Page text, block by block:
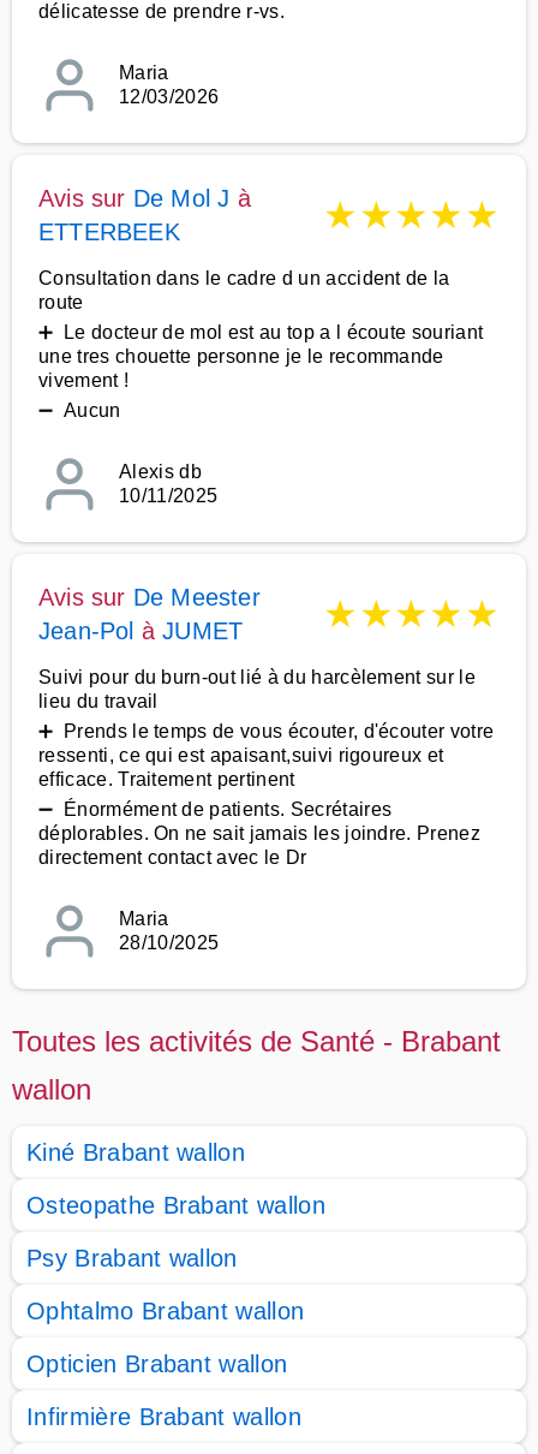
délicatesse de prendre r-vs.
Maria
12/03/2026
Avis sur De Mol J à
ETTERBEEK
★★★★★
Consultation dans le cadre d un accident de la
route
➕ Le docteur de mol est au top a l écoute souriant
une tres chouette personne je le recommande
vivement !
➖ Aucun
Alexis db
10/11/2025
Avis sur De Meester
Jean-Pol àJUMET ★★★★★
Suivi pour du burn-out lié à du harcèlement sur le
lieu du travail
➕ Prends le temps de vous écouter, d'écouter votre
ressenti, ce qui est apaisant,suivi rigoureux et
efficace. Traitement pertinent
➖ Énormément de patients. Secrétaires
déplorables. On ne sait jamais les joindre. Prenez
directement contact avec le Dr
Maria
28/10/2025
Toutes les activités de Santé - Brabant
wallon
Kiné Brabant wallon
Osteopathe Brabant wallon
Psy Brabant wallon
Ophtalmo Brabant wallon
Opticien Brabant wallon
Infirmière Brabant wallon